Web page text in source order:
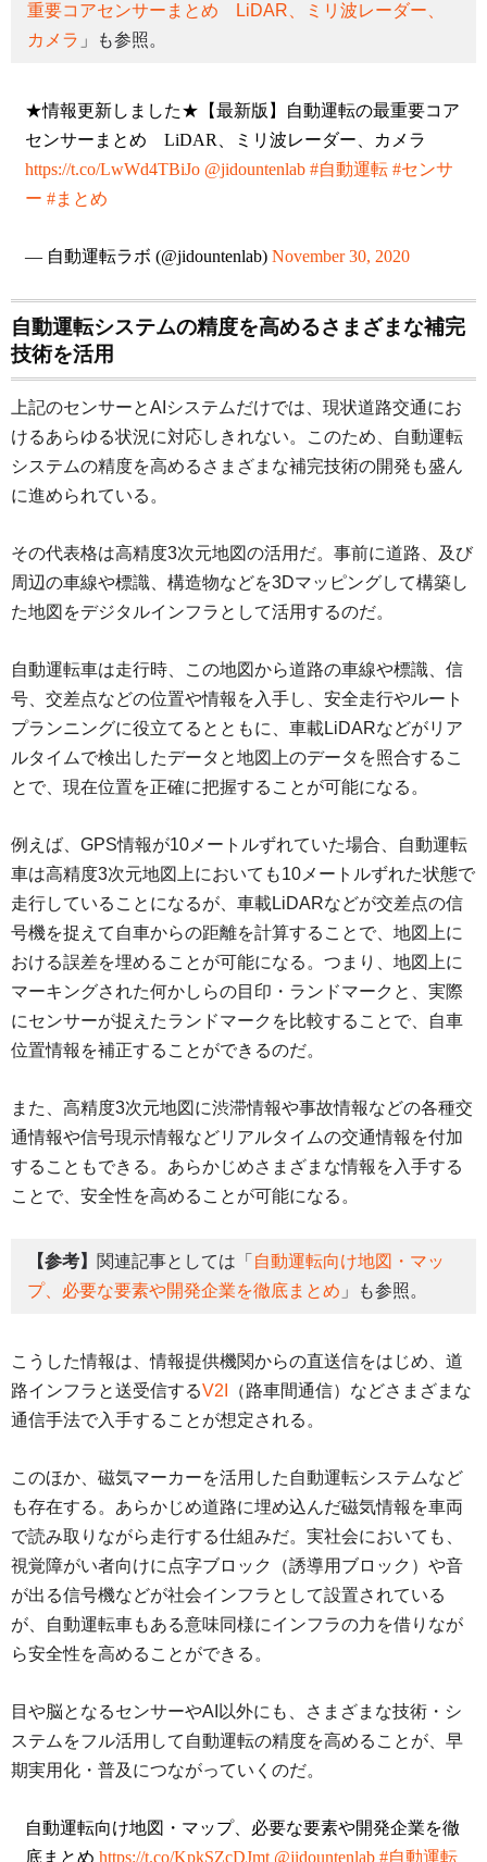
重要コアセンサーまとめ LiDAR、ミリ波レーダー、
カメラ 」も参照。
★情報更新しました★【最新版】自動運転の最重要コア
センサーまとめ LiDAR、ミリ波レーダー、カメラ
https://t.co/LwWd4TBiJo @jidountenlab #自動運転 #センサ
ー #まとめ
— 自動運転ラボ (@jidountenlab) November 30, 2020
自動運転システムの精度を高めるさまざまな補完
技術を活用
上記のセンサーとAIシステムだけでは、現状道路交通にお
けるあらゆる状況に対応しきれない。このため、自動運転
システムの精度を高めるさまざまな補完技術の開発も盛ん
に進められている。
その代表格は高精度3次元地図の活用だ。事前に道路、及び
周辺の車線や標識、構造物などを3Dマッピングして構築し
た地図をデジタルインフラとして活用するのだ。
自動運転車は走行時、この地図から道路の車線や標識、信
号、交差点などの位置や情報を入手し、安全走行やルート
プランニングに役立てるとともに、車載LiDARなどがリア
ルタイムで検出したデータと地図上のデータを照合するこ
とで、現在位置を正確に把握することが可能になる。
例えば、GPS情報が10メートルずれていた場合、自動運転
車は高精度3次元地図上においても10メートルずれた状態で
走行していることになるが、車載LiDARなどが交差点の信
号機を捉えて自車からの距離を計算することで、地図上に
おける誤差を埋めることが可能になる。つまり、地図上に
マーキングされた何かしらの目印・ランドマークと、実際
にセンサーが捉えたランドマークを比較することで、自車
位置情報を補正することができるのだ。
また、高精度3次元地図に渋滞情報や事故情報などの各種交
通情報や信号現示情報などリアルタイムの交通情報を付加
することもできる。あらかじめさまざまな情報を入手する
ことで、安全性を高めることが可能になる。
【参考】 関連記事としては「 自動運転向け地図・マッ
プ、必要な要素や開発企業を徹底まとめ 」も参照。
こうした情報は、情報提供機関からの直送信をはじめ、道
路インフラと送受信するV2I
（路車間通信）などさまざまな
通信手法で入手することが想定される。
このほか、磁気マーカーを活用した自動運転システムなど
も存在する。あらかじめ道路に埋め込んだ磁気情報を車両
で読み取りながら走行する仕組みだ。実社会においても、
視覚障がい者向けに点字ブロック（誘導用ブロック）や音
が出る信号機などが社会インフラとして設置されている
が、自動運転車もある意味同様にインフラの力を借りなが
ら安全性を高めることができる。
目や脳となるセンサーやAI以外にも、さまざまな技術・シ
ステムをフル活用して自動運転の精度を高めることが、早
期実用化・普及につながっていくのだ。
自動運転向け地図・マップ、必要な要素や開発企業を徹
底まとめ https://t.co/KpkSZcDJmt @jidountenlab #自動運転